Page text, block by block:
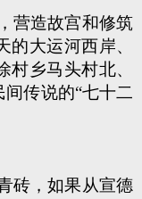
营造故宫和修筑
大运河西岸、
乡马头村北、
传说的“七十二
砖，如果从宣德